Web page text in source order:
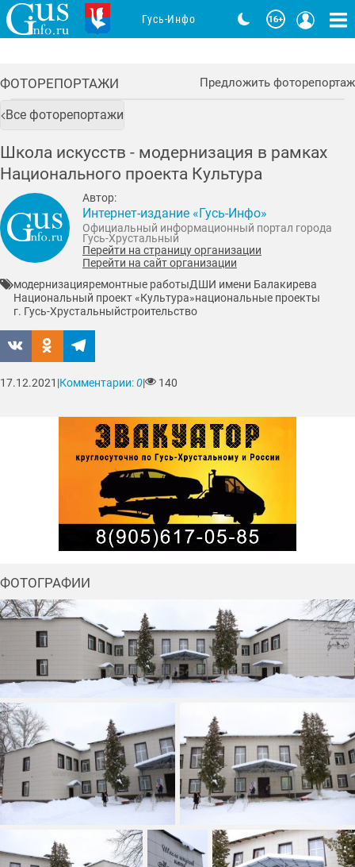
ФОТОРЕПОРТАЖИ Предложить фоторепортаж
Все фоторепортажи
Школа искусств - модернизация в рамках
Национального проекта Культура
Автор:
Интернет-издание «Гусь-Инфо»
Официальный информационный портал города
Гусь-Хрустальный
Перейти на страницу организации
Перейти на сайт организации
модернизацияремонтные работыДШИ имени Балакирева
Национальный проект «Культура»национальные проекты
г. Гусь-Хрустальныйстроительство
17.12.2021 |Комментарии:0| 140
ФОТОГРАФИИ
Гусь-Инфо